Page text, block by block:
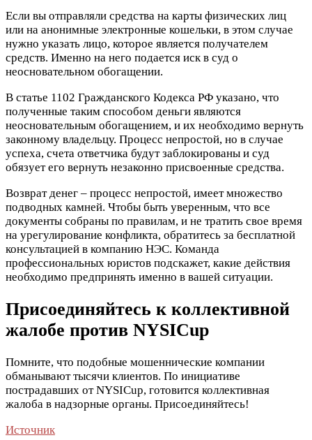
Если вы отправляли средства на карты физических лиц
или на анонимные электронные кошельки, в этом случае
нужно указать лицо, которое является получателем
средств. Именно на него подается иск в суд о
неосновательном обогащении.
В статье 1102 Гражданского Кодекса РФ указано, что
полученные таким способом деньги являются
неосновательным обогащением, и их необходимо вернуть
законному владельцу. Процесс непростой, но в случае
успеха, счета ответчика будут заблокированы и суд
обязует его вернуть незаконно присвоенные средства.
Возврат денег – процесс непростой, имеет множество
подводных камней. Чтобы быть уверенным, что все
документы собраны по правилам, и не тратить свое время
на урегулирование конфликта, обратитесь за бесплатной
консультацией в компанию НЭС. Команда
профессиональных юристов подскажет, какие действия
необходимо предпринять именно в вашей ситуации.
Присоединяйтесь к коллективной
жалобе против NYSICup
Помните, что подобные мошеннические компании
обманывают тысячи клиентов. По инициативе
пострадавших от NYSICup, готовится коллективная
жалоба в надзорные органы. Присоединяйтесь!
Источник